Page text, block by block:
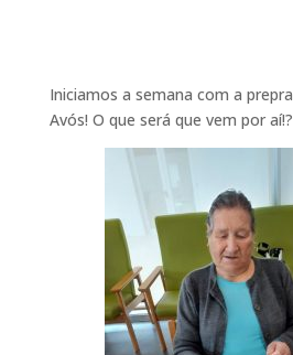
Iniciamos a semana com a
Avós! O que será que vem por